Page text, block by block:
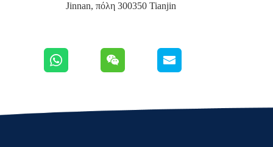
Jinnan, πόλη 300350 Tianjin